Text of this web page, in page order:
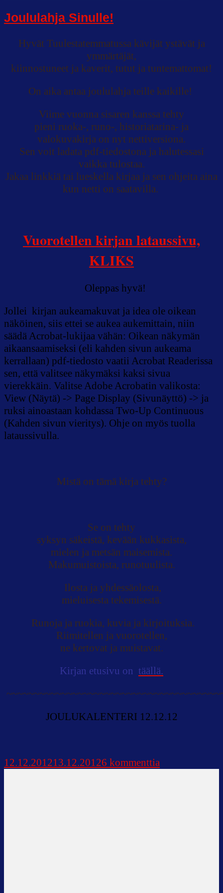
Joululahja Sinulle!
Hyvät Tuulestatemmatussa kävijät ystävät ja
ymmärtäjät,
kiinnostuneet ja kaverit, tutut ja tuntemattomat!
On aika antaa joululahja teille kaikille!
Viime vuonna sisaren kanssa tehty
pieni ruoka-, runo-, historiatarina- ja
valokuvakirja on nyt nettiversiona.
Sen voit ladata pdf-tiedostona ja halutessasi
vaikka tulostaa.
Jakaa linkkiä tai lueskella kirjaa ja sen ohjeita aina
kun netti on saatavilla.
Vuorotellen kirjan lataussivu,
KLIKS
Oleppas hyvä!
Jollei kirjan aukeamakuvat ja idea ole oikean
näköinen, siis ettei se aukea aukemittain, niin
säädä Acrobat-lukijaa vähän: Oikean näkymän
aikaansaamiseksi (eli kahden sivun aukeama
kerrallaan) pdf-tiedosto vaatii Acrobat Readerissa
sen, että valitsee näkymäksi kaksi sivua
vierekkäin. Valitse Adobe Acrobatin valikosta:
View (Näytä) -> Page Display (Sivunäyttö) -> ja
ruksi ainoastaan kohdassa Two-Up Continuous
(Kahden sivun vieritys). Ohje on myös tuolla
lataussivulla.
Mistä on tämä kirja tehty?
Se on tehty
syksyn säkeistä, kevään kukkasista,
mielen ja metsän maisemista.
Makumuistoista, runotuulista.
Ilosta ja yhdessäolosta,
mieluisesta tekemisestä.
Runoja ja ruokia, kuvia ja kirjoituksia.
Riimitellen ja vuorotellen,
ne kertovat ja muistavat.
Kirjan etusivu on täällä.
JOULUKALENTERI 12.12.12
12.12.201213.12.20126 kommenttia